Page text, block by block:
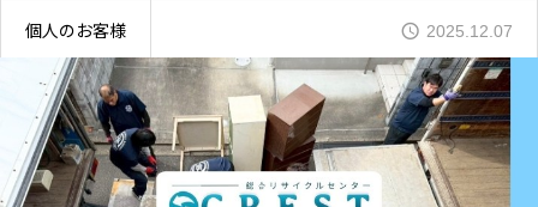
個人のお客様向けサービス
法人のお客様向けサービス
個人のお客様 2025.12.07